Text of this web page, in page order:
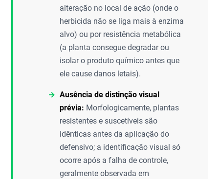
alteração no local de ação (onde o
herbicida não se liga mais à enzima
alvo) ou por resistência metabólica
(a planta consegue degradar ou
isolar o produto químico antes que
ele cause danos letais).
Ausência de distinção visual
prévia: Morfologicamente, plantas
resistentes e suscetíveis são
idênticas antes da aplicação do
defensivo; a identificação visual só
ocorre após a falha de controle,
geralmente observada em